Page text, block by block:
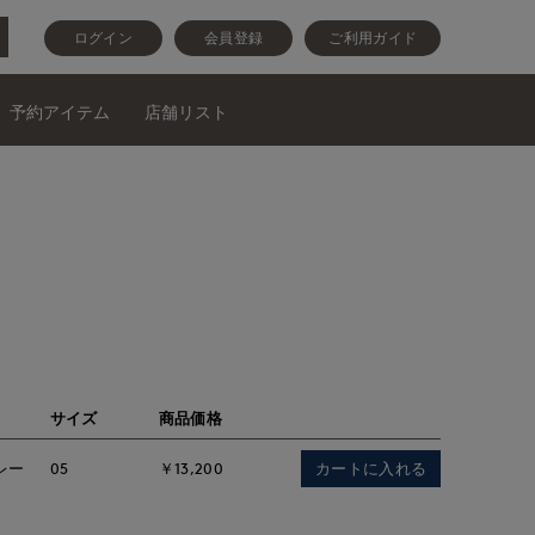
ログイン 会員登録 ご利用ガイド
予約アイテム 店舗リスト
サイズ 商品価格
ー 05 ￥13,200 カートに入れる